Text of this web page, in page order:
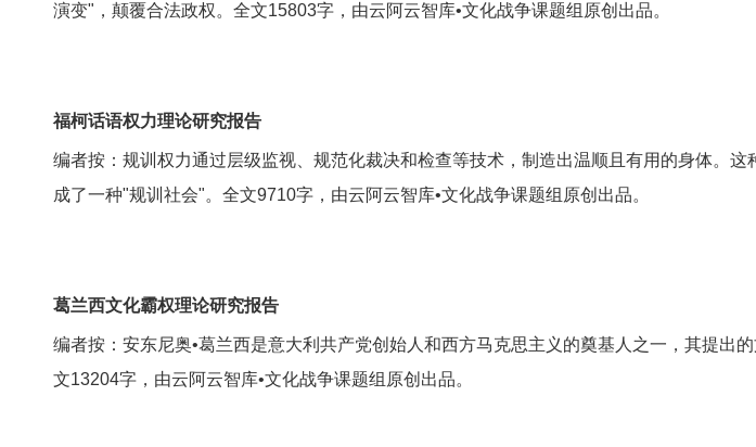
演变"，颠覆合法政权。全文15803字，由云阿云智库•文化战争课题组原创出品。
福柯话语权力理论研究报告
编者按：规训权力通过层级监视、规范化裁决和检查等技术，制造出温顺且有用的身体。
成了一种"规训社会"。全文9710字，由云阿云智库•文化战争课题组原创出品。
葛兰西文化霸权理论研究报告
编者按：安东尼奥•葛兰西是意大利共产党创始人和西方马克思主义的奠基人之一，其提
文13204字，由云阿云智库•文化战争课题组原创出品。